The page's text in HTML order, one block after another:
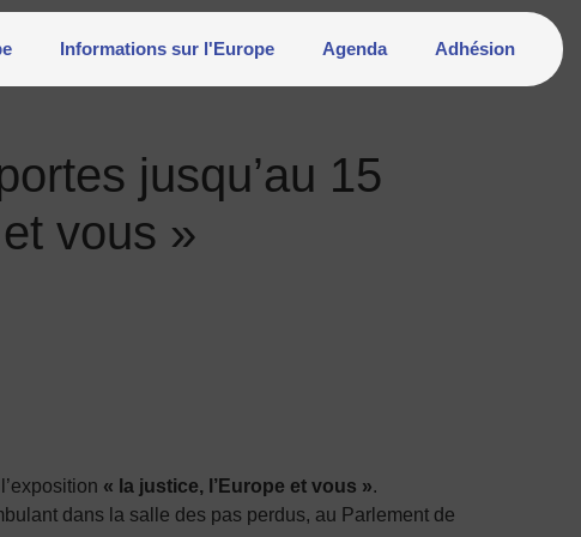
Informations sur l'Europe Agenda Adhésion
jusqu’au 15
vous »
« la justice, l’Europe et vous ».
dans la salle des pas perdus, au Parlement de